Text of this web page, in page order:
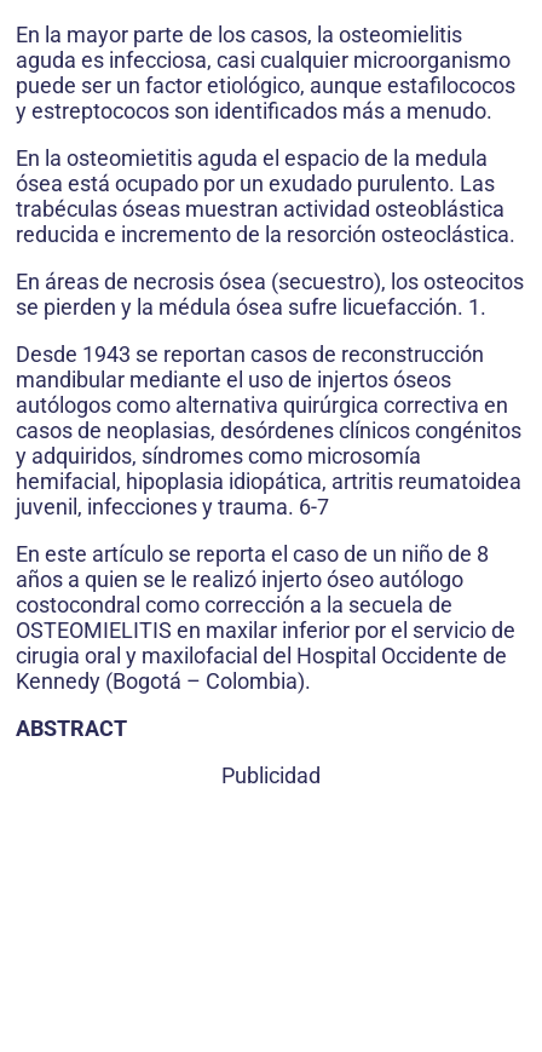
En la mayor parte de los casos, la osteomielitis
aguda es infecciosa, casi cualquier microorganismo
puede ser un factor etiológico, aunque estafilococos
y estreptococos son identificados más a menudo.
En la osteomietitis aguda el espacio de la medula
ósea está ocupado por un exudado purulento. Las
trabéculas óseas muestran actividad osteoblástica
reducida e incremento de la resorción osteoclástica.
En áreas de necrosis ósea (secuestro), los osteocitos
se pierden y la médula ósea sufre licuefacción. 1.
Desde 1943 se reportan casos de reconstrucción
mandibular mediante el uso de injertos óseos
autólogos como alternativa quirúrgica correctiva en
casos de neoplasias, desórdenes clínicos congénitos
y adquiridos, síndromes como microsomía
hemifacial, hipoplasia idiopática, artritis reumatoidea
juvenil, infecciones y trauma. 6-7
En este artículo se reporta el caso de un niño de 8
años a quien se le realizó injerto óseo autólogo
costocondral como corrección a la secuela de
OSTEOMIELITIS en maxilar inferior por el servicio de
cirugia oral y maxilofacial del Hospital Occidente de
Kennedy (Bogotá – Colombia).
ABSTRACT
Publicidad